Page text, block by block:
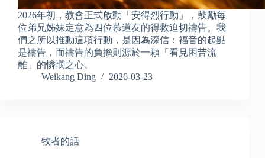
2026年初，教會正式啟動「安得烈行動」，鼓勵每
位弟兄姊妹定意為四位慕道友的得救迫切禱告。我
們之所以推動這項行動，是因為深信：福音的起點
是禱告，而禱告的負擔則源於一顆「看見困苦流
離」的憐憫之心。
Weikang Ding
2026-03-23
牧者的話